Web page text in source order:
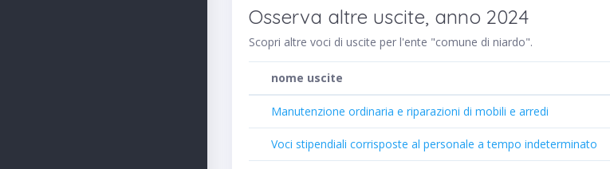
Osserva altre uscite, anno 2024
Scopri altre voci di uscite per l'ente "comune di niardo".
nome uscite
Manutenzione ordinaria e riparazioni di mobili e arredi
Voci stipendiali corrisposte al personale a tempo indeterminato